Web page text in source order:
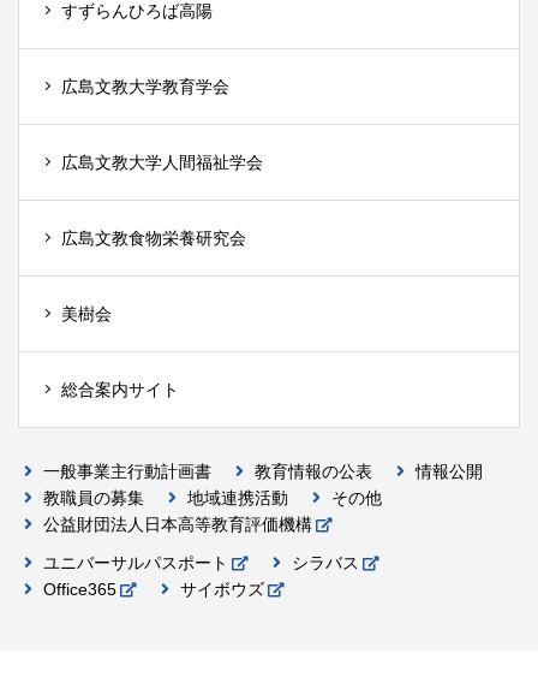
すずらんひろば高陽
広島文教大学教育学会
広島文教大学人間福祉学会
広島文教食物栄養研究会
美樹会
総合案内サイト
一般事業主行動計画書 教育情報の公表
情報公開
教職員の募集
地域連携活動
その他
公益財団法人日本高等教育評価機構
ユニバーサルパスポート
シラバス
Office365
サイボウズ